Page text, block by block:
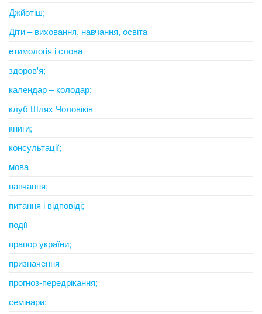
Джйотіш;
Діти – виховання, навчання, освіта
етимологія і слова
здоров'я;
календар – колодар;
клуб Шлях Чоловіків
книги;
консультації;
мова
навчання;
питання і відповіді;
події
прапор україни;
призначення
прогноз-передрікання;
семінари;